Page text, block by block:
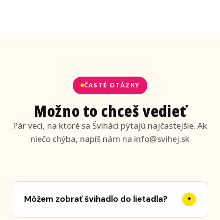
ČASTÉ OTÁZKY
Možno to chceš vedieť
Pár vecí, na ktoré sa Šviháci pýtajú najčastejšie. Ak
niečo chýba, napíš nám na info@svihej.sk
Môžem zobrať švihadlo do lietadla? +